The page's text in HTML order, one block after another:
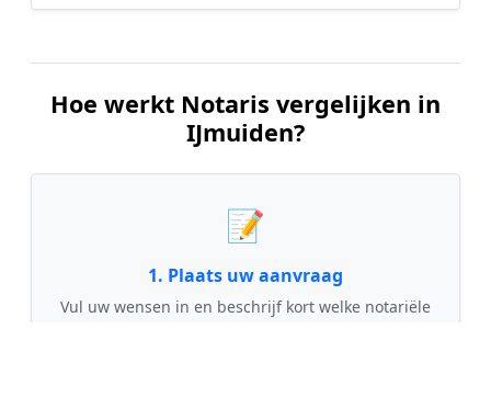
Hoe werkt Notaris vergelijken in
IJmuiden?
📝
1. Plaats uw aanvraag
Vul uw wensen in en beschrijf kort welke notariële